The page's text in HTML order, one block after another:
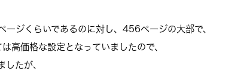
ージくらいであるのに対し、456ページの大部で、
高価格な設定となっていましたので、
たが、